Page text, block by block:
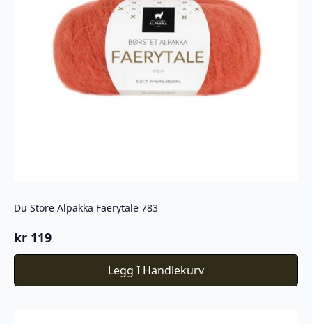
Du Store Alpakka Faerytale 783
kr 119
Legg I Handlekurv